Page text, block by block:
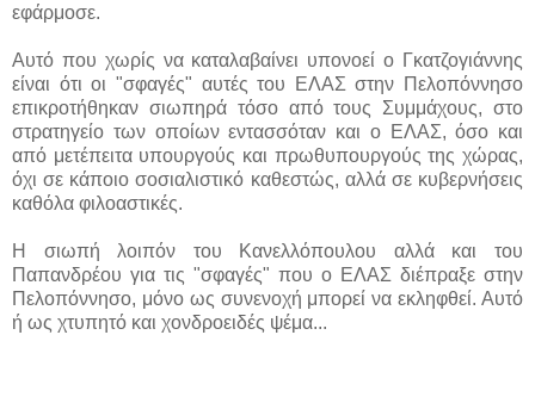
εφάρμοσε.
Αυτό που χωρίς να καταλαβαίνει υπονοεί ο Γκατζογιάννης
είναι ότι οι "σφαγές" αυτές του ΕΛΑΣ στην Πελοπόννησο
επικροτήθηκαν σιωπηρά τόσο από τους Συμμάχους, στο
στρατηγείο των οποίων εντασσόταν και ο ΕΛΑΣ, όσο και
από μετέπειτα υπουργούς και πρωθυπουργούς της χώρας,
όχι σε κάποιο σοσιαλιστικό καθεστώς, αλλά σε κυβερνήσεις
καθόλα φιλοαστικές.
Η σιωπή λοιπόν του Κανελλόπουλου αλλά και του
Παπανδρέου για τις "σφαγές" που ο ΕΛΑΣ διέπραξε στην
Πελοπόννησο, μόνο ως συνενοχή μπορεί να εκληφθεί. Αυτό
ή ως χτυπητό και χονδροειδές ψέμα...